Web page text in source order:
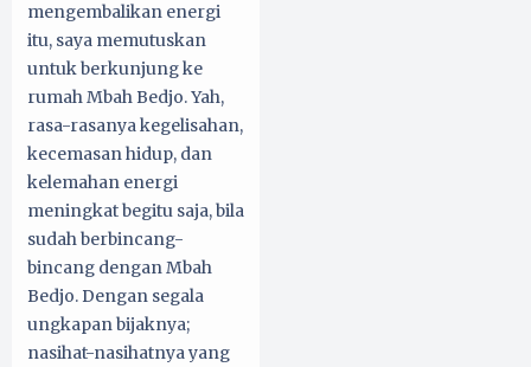
mengembalikan energi
itu, saya memutuskan
untuk berkunjung ke
rumah Mbah Bedjo. Yah,
rasa-rasanya kegelisahan,
kecemasan hidup, dan
kelemahan energi
meningkat begitu saja, bila
sudah berbincang-
bincang dengan Mbah
Bedjo. Dengan segala
ungkapan bijaknya;
nasihat-nasihatnya yang